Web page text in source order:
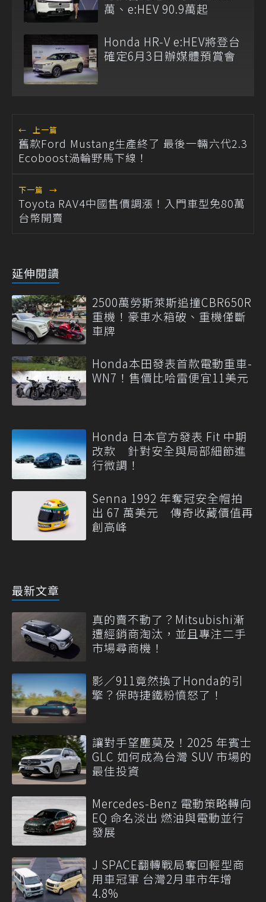
萬、e:HEV 90.9萬起
Honda HR-V e:HEV將登台
確定6月3日辦媒體預賞會
← 上一篇
舊款Ford Mustang生產終了 最後一輛六代2.3
Ecoboost渦輪野馬下線！
下一篇 →
Toyota RAV4中國售價調漲！入門車型免80萬
台幣開賣
延伸閱讀
2500萬勞斯萊斯追撞CBR650R
重機！豪車水箱破、重機僅斷
車牌
Honda本田發表首款電動重車-
WN7！售價比哈雷便宜11美元
Honda 日本官方發表 Fit 中期
改款 針對安全與局部細節進
行微調！
Senna 1992 年奪冠安全帽拍
出 67 萬美元 傳奇收藏價值再
創高峰
最新文章
真的賣不動了？Mitsubishi漸
遭經銷商淘汰，並且專注二手
市場尋商機！
影／911竟然換了Honda的引
擎？保時捷鐵粉憤怒了！
讓對手望塵莫及！2025 年賓士
GLC 如何成為台灣 SUV 市場的
最佳投資
Mercedes-Benz 電動策略轉向
EQ 命名淡出 燃油與電動並行
發展
J SPACE翻轉戰局奪回輕型商
用車冠軍 台灣2月車市年增
4.8%